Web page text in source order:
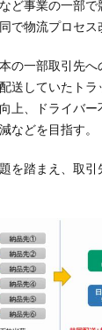
ど事業の一部
で物流プロセス
の一部取引先
送していたト
上、ドライバ
などを目指す。
を踏まえ、取引